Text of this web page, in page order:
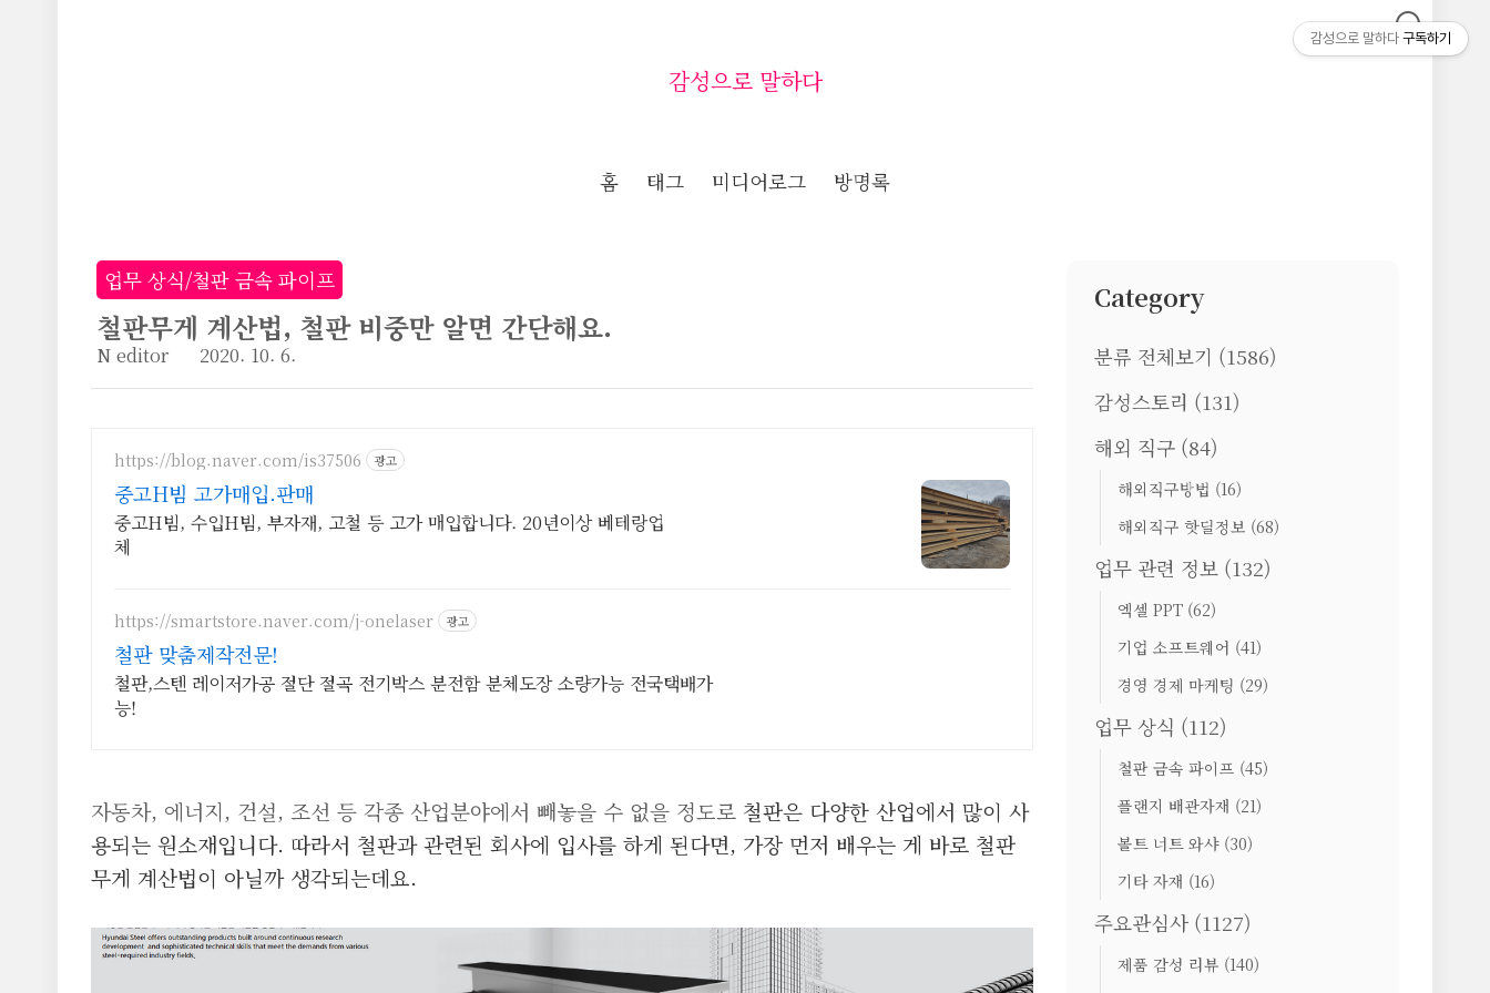
감성으로 말하다
홈 태그 미디어로그 방명록
Category
분류 전체보기 (1586)
감성스토리 (131)
해외 직구 (84)
해외직구방법 (16)
해외직구 핫딜정보 (68)
업무 관련 정보 (132)
엑셀 PPT (62)
기업 소프트웨어 (41)
경영 경제 마케팅 (29)
업무 상식 (112)
철판 금속 파이프 (45)
플랜지 배관자재 (21)
볼트 너트 와샤 (30)
기타 자재 (16)
주요관심사 (1127)
제품 감성 리뷰 (140)
업무 상식/철판 금속 파이프
철판무게 계산법, 철판 비중만 알면 간단해요.
N editor 2020. 10. 6.
https://blog.naver.com/is37506 광고
중고H빔 고가매입.판매
중고H빔, 수입H빔, 부자재, 고철 등 고가 매입합니다. 20년이상 베테랑업
체
https://smartstore.naver.com/j-onelaser 광고
철판 맞춤제작전문!
철판,스텐 레이저가공 절단 절곡 전기박스 분전함 분체도장 소량가능 전국택배가
능!
자동차, 에너지, 건설, 조선 등 각종 산업분야에서 빼놓을 수 없을 정도로 철판은 다양한 산업에서 많이 사
용되는 원소재입니다. 따라서 철판과 관련된 회사에 입사를 하게 된다면, 가장 먼저 배우는 게 바로 철판
무게 계산법이 아닐까 생각되는데요.
감성으로 말하다 구독하기